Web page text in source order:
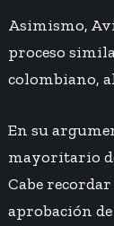
Asimismo,
proceso
colombiano,
En su
mayoritario
Cabe
aprobación